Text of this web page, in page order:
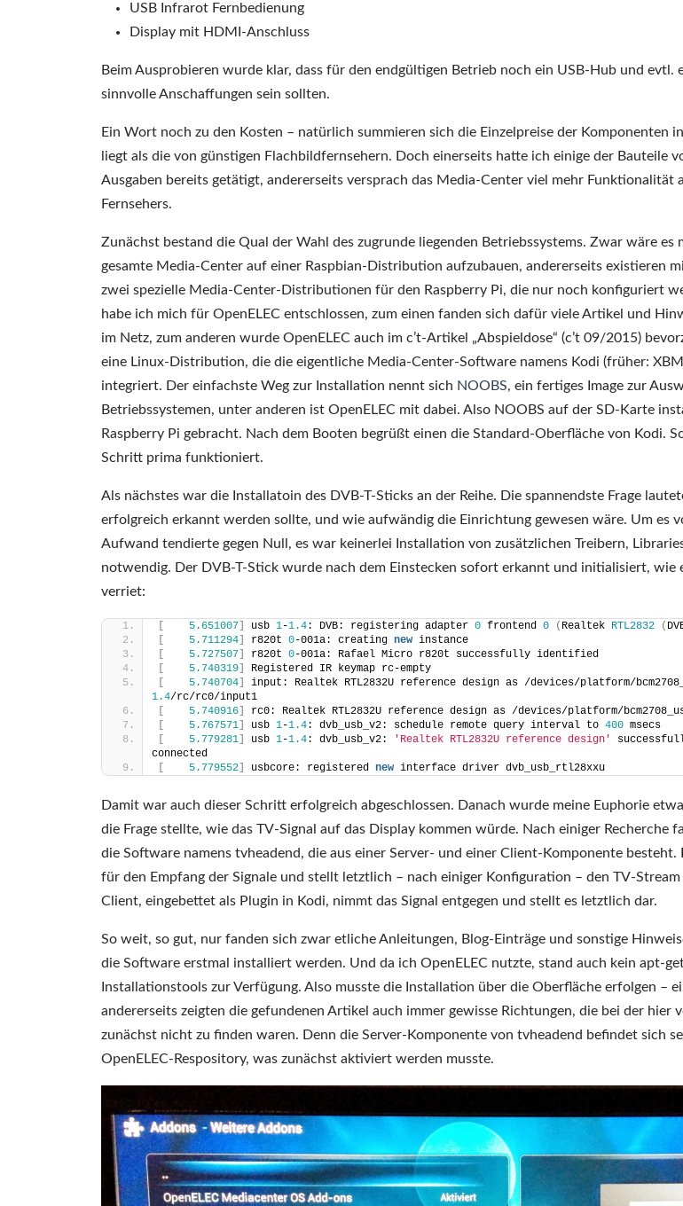
USB Infrarot Fernbedienung
Display mit HDMI-Anschluss
Beim Ausprobieren wurde klar, dass für den endgültigen Betrieb noch ein USB-Hub und evtl.
sinnvolle Anschaffungen sein sollten.
Ein Wort noch zu den Kosten – natürlich summieren sich die Einzelpreise der Komponenten
liegt als die von günstigen Flachbildfernsehern. Doch einerseits hatte ich einige der Bauteile
Ausgaben bereits getätigt, andererseits versprach das Media-Center viel mehr Funktionalität
Fernsehers.
Zunächst bestand die Qual der Wahl des zugrunde liegenden Betriebssystems. Zwar wäre es
gesamte Media-Center auf einer Raspbian-Distribution aufzubauen, andererseits existieren
zwei spezielle Media-Center-Distributionen für den Raspberry Pi, die nur noch konfiguriert
habe ich mich für OpenELEC entschlossen, zum einen fanden sich dafür viele Artikel und
im Netz, zum anderen wurde OpenELEC auch im c’t-Artikel „Abspieldose“ (c’t 09/2015)
eine Linux-Distribution, die die eigentliche Media-Center-Software namens Kodi (früher:
integriert. Der einfachste Weg zur Installation nennt sich NOOBS, ein fertiges Image zur
Betriebssystemen, unter anderen ist OpenELEC mit dabei. Also NOOBS auf der SD-Karte
Raspberry Pi gebracht. Nach dem Booten begrüßt einen die Standard-Oberfläche von Kodi.
Schritt prima funktioniert.
Als nächstes war die Installatoin des DVB-T-Sticks an der Reihe. Die spannendste Frage
erfolgreich erkannt werden sollte, und wie aufwändig die Einrichtung gewesen wäre. Um es
Aufwand tendierte gegen Null, es war keinerlei Installation von zusätzlichen Treibern,
notwendig. Der DVB-T-Stick wurde nach dem Einstecken sofort erkannt und initialisiert, wie
verriet:
5.651007 usb 1-1.4: DVB: registering adapter 0 frontend 0 ( Realtek RTL2832 (
5.711294 r820t 0-001a: creating new instance
5.727507 r820t 0-001a: Rafael Micro r820t successfully identified
5.740319
Registered IR keymap rc-empty
5.740704 input: Realtek RTL2832U reference design as /devices/platform/
1.4/rc/rc0/input1
5.740916 rc0: Realtek RTL2832U reference design as /devices/platform/
5.767571 usb 1-1.4: dvb_usb_v2: schedule remote query interval to 400 msecs
5.779281 usb 1-1.4: dvb_usb_v2: 'Realtek RTL2832U reference design'
connected
5.779552 usbcore: registered new interface driver dvb_usb_rtl28xxu
Damit war auch dieser Schritt erfolgreich abgeschlossen. Danach wurde meine Euphorie
die Frage stellte, wie das TV-Signal auf das Display kommen würde. Nach einiger Recherche
die Software namens tvheadend, die aus einer Server- und einer Client-Komponente besteht.
für den Empfang der Signale und stellt letztlich – nach einiger Konfiguration – den TV-
Client, eingebettet als Plugin in Kodi, nimmt das Signal entgegen und stellt es letztlich dar.
So weit, so gut, nur fanden sich zwar etliche Anleitungen, Blog-Einträge und sonstige
die Software erstmal installiert werden. Und da ich OpenELEC nutzte, stand auch kein apt-
Installationstools zur Verfügung. Also musste die Installation über die Oberfläche erfolgen –
andererseits zeigten die gefundenen Artikel auch immer gewisse Richtungen, die bei der hier
zunächst nicht zu finden waren. Denn die Server-Komponente von tvheadend befindet sich
OpenELEC-Respository, was zunächst aktiviert werden musste.